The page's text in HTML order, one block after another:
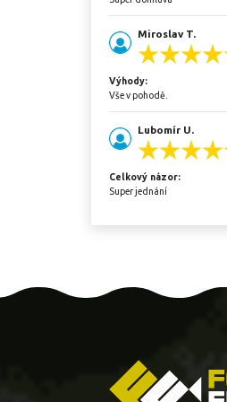
Miroslav T.
Výhody:
Vše v pohodě.
Lubomír U.
Celkový názor:
Super jednání